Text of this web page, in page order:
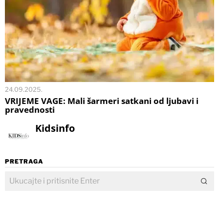
24.09.2025.
VRIJEME VAGE: Mali šarmeri satkani od ljubavi i
pravednosti
Kidsinfo
PRETRAGA